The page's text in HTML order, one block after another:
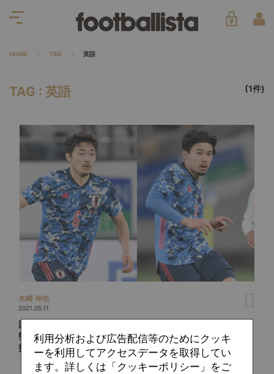
HOME TAG 英語
TAG : 英語 (1件)
木崎 伸也
2021.05.11
国外挑戦組が実際に学んでいるのはどんなフレーズ？ 菅原由
勢や中山雄太らの英語コーチに聞く、サッカー選手への英語
指導実践
利用分析および広告配信等のためにクッキ
ーを利用してアクセスデータを取得してい
ます。詳しくは「クッキーポリシー」をご